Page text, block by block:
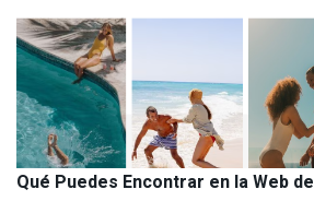
Qué Puedes Encontrar en la Web de